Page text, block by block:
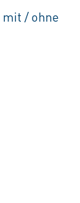
/ ohne